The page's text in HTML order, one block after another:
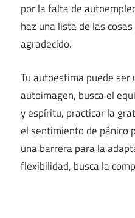
por la falta de
haz una lista de las
agradecido.
Tu autoestima puede ser
autoimagen, busca el
y espíritu, practicar la
el sentimiento de pánico
una barrera para la
flexibilidad, busca la